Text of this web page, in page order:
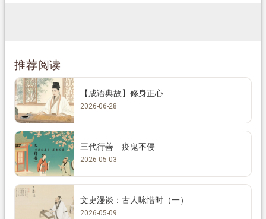
推荐阅读
【成语典故】修身正心
2026-06-28
三代行善 疫鬼不侵
2026-05-03
文史漫谈：古人咏惜时（一）
2026-05-09